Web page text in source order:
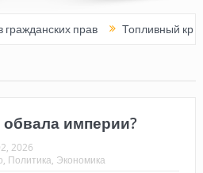
прав Топливный кризис в
обвала империи?
2026
Политика Экономика